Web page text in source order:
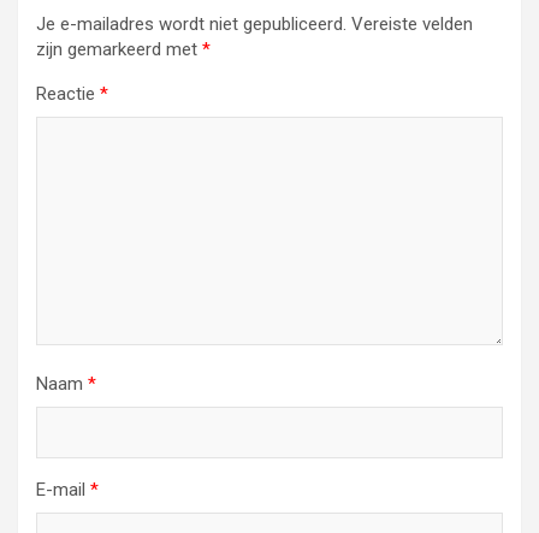
Je e-mailadres wordt niet gepubliceerd. Vereiste velden
zijn gemarkeerd met *
Reactie *
Naam *
E-mail *